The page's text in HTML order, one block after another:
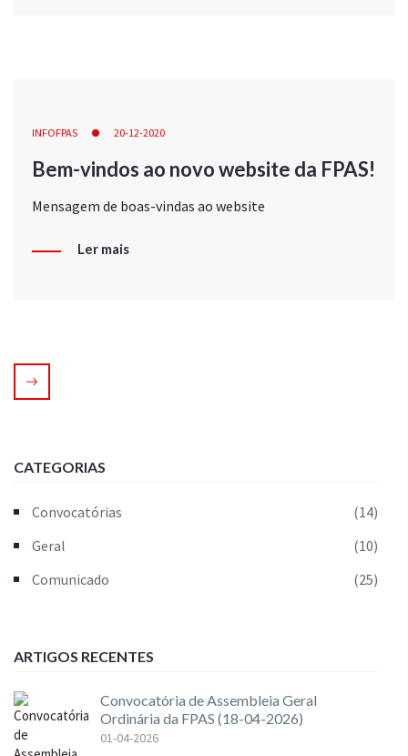
INFOFPAS 20-12-2020
Bem-vindos ao novo website da FPAS!
Mensagem de boas-vindas ao website
Ler mais
CATEGORIAS
Convocatórias
(14)
Geral
(10)
Comunicado
(25)
ARTIGOS RECENTES
Convocatória de Assembleia Geral
Ordinária da FPAS (18-04-2026)
01-04-2026